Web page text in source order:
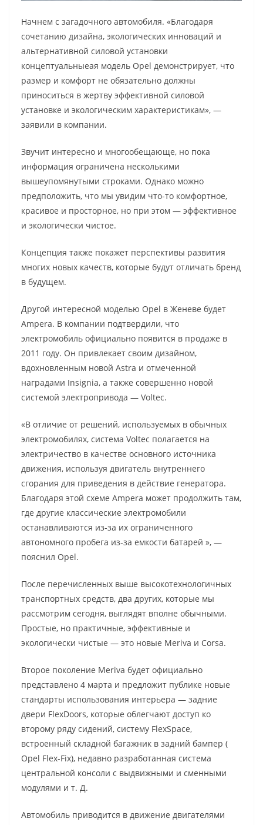
Начнем с загадочного автомобиля. «Благодаря
сочетанию дизайна, экологических инноваций и
альтернативной силовой установки
концептуальныеая модель Opel демонстрирует, что
размер и комфорт не обязательно должны
приноситься в жертву эффективной силовой
установке и экологическим характеристикам», —
заявили в компании.
Звучит интересно и многообещающе, но пока
информация ограничена несколькими
вышеупомянутыми строками. Однако можно
предположить, что мы увидим что-то комфортное,
красивое и просторное, но при этом — эффективное
и экологически чистое.
Концепция также покажет перспективы развития
многих новых качеств, которые будут отличать бренд
в будущем.
Другой интересной моделью Opel в Женеве будет
Ampera. В компании подтвердили, что
электромобиль официально появится в продаже в
2011 году. Он привлекает своим дизайном,
вдохновленным новой Astra и отмеченной
наградами Insignia, а также совершенно новой
системой электропривода — Voltec.
«В отличие от решений, используемых в обычных
электромобилях, система Voltec полагается на
электричество в качестве основного источника
движения, используя двигатель внутреннего
сгорания для приведения в действие генератора.
Благодаря этой схеме Ampera может продолжить там,
где другие классические электромобили
останавливаются из-за их ограниченного
автономного пробега из-за емкости батарей », —
пояснил Opel.
После перечисленных выше высокотехнологичных
транспортных средств, два других, которые мы
рассмотрим сегодня, выглядят вполне обычными.
Простые, но практичные, эффективные и
экологически чистые — это новые Meriva и Corsa.
Второе поколение Meriva будет официально
представлено 4 марта и предложит публике новые
стандарты использования интерьера — задние
двери FlexDoors, которые облегчают доступ ко
второму ряду сидений, систему FlexSpace,
встроенный складной багажник в задний бампер (
Opel Flex-Fix), недавно разработанная система
центральной консоли с выдвижными и сменными
модулями и т. Д.
Автомобиль приводится в движение двигателями